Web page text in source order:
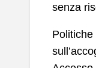
senza